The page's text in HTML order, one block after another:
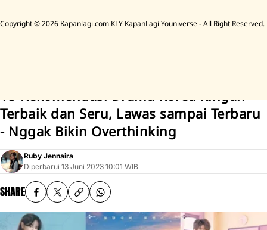
Copyright © 2026 Kapanlagi.com KLY KapanLagi Youniverse - All Right Reserved.
BREAKING
NEWS Cerita Rumah Mendiang Diding Boneng Ambruk Rata Dengan
15 Rekomendasi Drama Korea Ringan
Terbaik dan Seru, Lawas sampai Terbaru
- Nggak Bikin Overthinking
Ruby Jennaira
Diperbarui 13 Juni 2023 10:01 WIB
SHARE